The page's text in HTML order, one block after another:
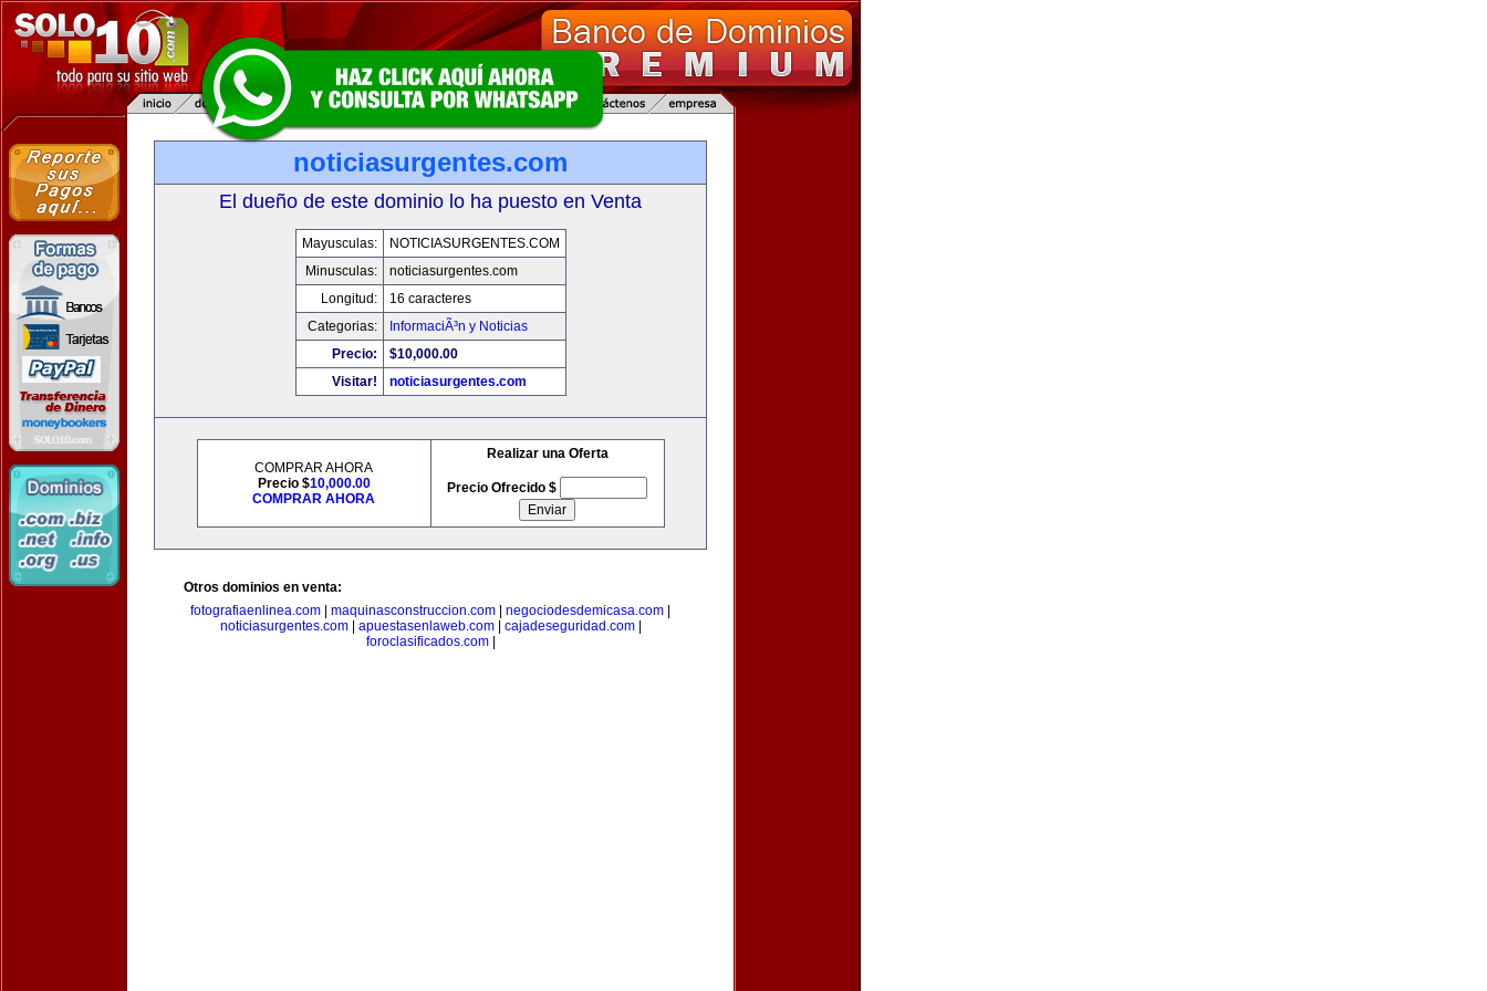
noticiasurgentes.com
El dueño de este dominio lo ha puesto en Venta
Mayusculas:
NOTICIASURGENTES.COM
Minusculas:
noticiasurgentes.com
Longitud:
16 caracteres
Categorias:
InformaciÃ³n y Noticias
Precio:
$10,000.00
Visitar!
noticiasurgentes.com
COMPRAR AHORA
Precio $10,000.00
COMPRAR AHORA
Realizar una Oferta
Precio Ofrecido $
Otros dominios en venta:
fotografiaenlinea.com
maquinasconstruccion.com negociodesdemicasa.com
noticiasurgentes.com| apuestasenlaweb.com| cajadeseguridad.com|
foroclasificados.com|